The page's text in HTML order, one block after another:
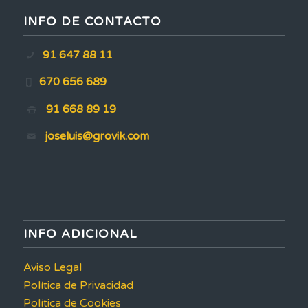
INFO DE CONTACTO
91 647 88 11
670 656 689
91 668 89 19
joseluis@grovik.com
INFO ADICIONAL
Aviso Legal
Política de Privacidad
Política de Cookies